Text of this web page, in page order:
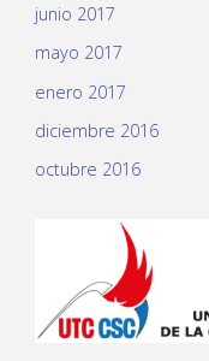
junio 2017
mayo 2017
enero 2017
diciembre 2016
octubre 2016